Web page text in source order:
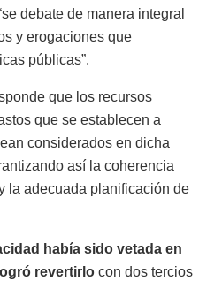
debate de manera integral
y erogaciones que
públicas”.
que los recursos
que se establecen a
considerados en dicha
así la coherencia
la adecuada planificación de
había sido vetada en
revertirlo con dos tercios